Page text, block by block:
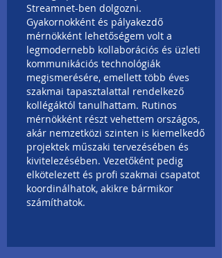
Streamnet-ben dolgozni.
Gyakornokként és pályakezdő
mérnökként lehetőségem volt a
legmodernebb kollaborációs és üzleti
kommunikációs technológiák
megismerésére, emellett több éves
szakmai tapasztalattal rendelkező
kollégáktól tanulhattam. Rutinos
mérnökként részt vehettem országos,
akár nemzetközi szinten is kiemelkedő
projektek műszaki tervezésében és
kivitelezésében. Vezetőként pedig
elkötelezett és profi szakmai csapatot
koordinálhatok, akikre bármikor
számíthatok.